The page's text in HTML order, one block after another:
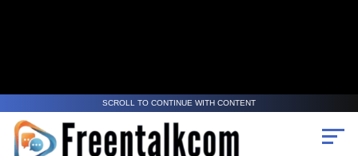
SCROLL TO CONTINUE WITH CONTENT